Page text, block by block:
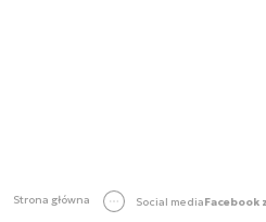
Strona główna Social media